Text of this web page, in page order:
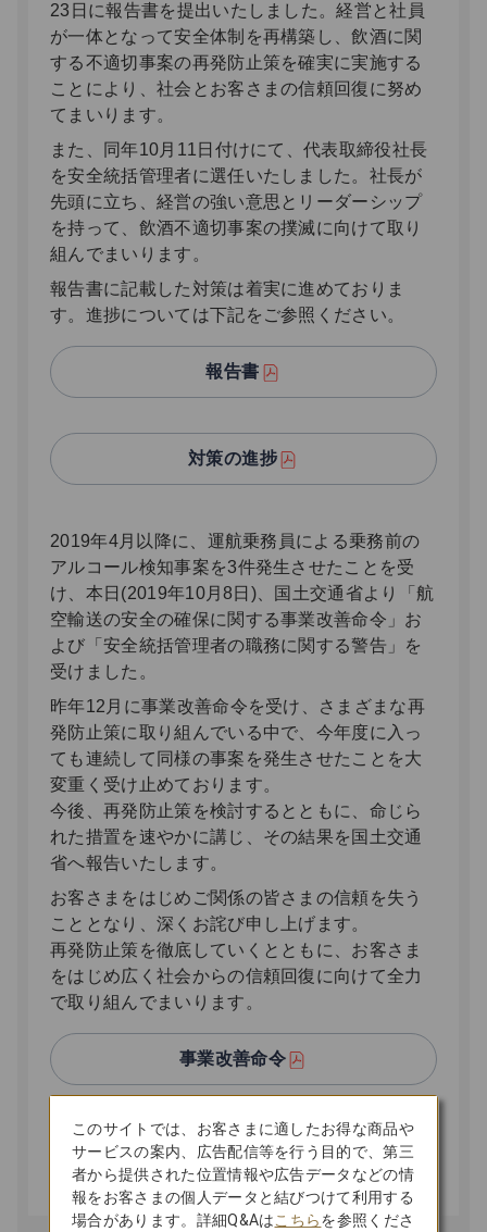
23日に報告書を提出いたしました。経営と社員
が一体となって安全体制を再構築し、飲酒に関
する不適切事案の再発防止策を確実に実施する
ことにより、社会とお客さまの信頼回復に努め
てまいります。
また、同年10月11日付けにて、代表取締役社長
を安全統括管理者に選任いたしました。社長が
先頭に立ち、経営の強い意思とリーダーシップ
を持って、飲酒不適切事案の撲滅に向けて取り
組んでまいります。
報告書に記載した対策は着実に進めておりま
す。進捗については下記をご参照ください。
報告書
対策の進捗
2019年4月以降に、運航乗務員による乗務前の
アルコール検知事案を3件発生させたことを受
け、本日(2019年10月8日)、国土交通省より「航
空輸送の安全の確保に関する事業改善命令」お
よび「安全統括管理者の職務に関する警告」を
受けました。
昨年12月に事業改善命令を受け、さまざまな再
発防止策に取り組んでいる中で、今年度に入っ
ても連続して同様の事案を発生させたことを大
変重く受け止めております。
今後、再発防止策を検討するとともに、命じら
れた措置を速やかに講じ、その結果を国土交通
省へ報告いたします。
お客さまをはじめご関係の皆さまの信頼を失う
こととなり、深くお詫び申し上げます。
再発防止策を徹底していくとともに、お客さま
をはじめ広く社会からの信頼回復に向けて全力
で取り組んでまいります。
事業改善命令
警告
このサイトでは、お客さまに適したお得な商品や
サービスの案内、広告配信等を行う目的で、第三
者から提供された位置情報や広告データなどの情
報をお客さまの個人データと結びつけて利用する
場合があります。詳細Q&Aはこちらを参照くださ